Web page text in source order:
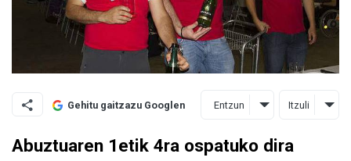
Gehitu gaitzazu Googlen Entzun Itzuli
Abuztuaren 1etik 4ra ospatuko dira